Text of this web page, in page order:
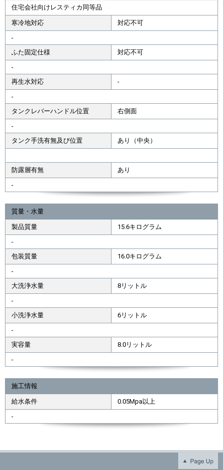
住宅会社向けレスティカ同等品
寒冷地対応
対応不可
-
ふた固定仕様
対応不可
-
再生水対応
-
-
タンクレバーハンドル位置
右側面
-
タンク手洗有無及び位置
あり（中央）
防露層有無
あり
-
質量・水量
製品質量
15.6キログラム
-
包装質量
16.0キログラム
-
大洗浄水量
8リットル
-
小洗浄水量
6リットル
-
実容量
8.0リットル
-
施工情報
給水条件
0.05Mpa以上
-